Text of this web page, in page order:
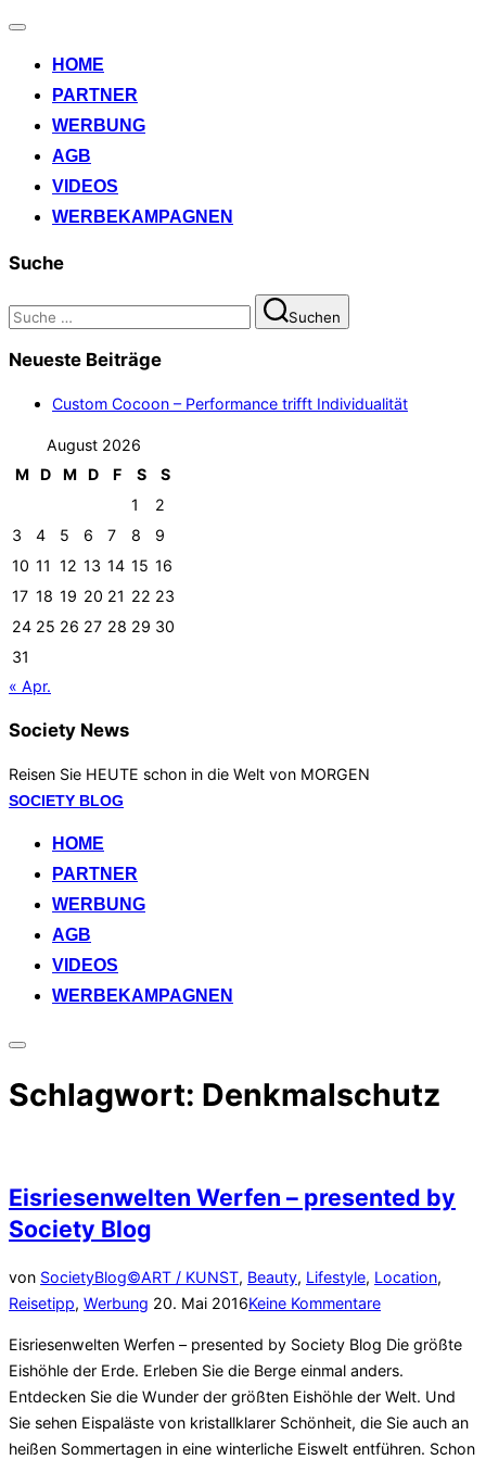
Navigation
HOME
PARTNER
WERBUNG
AGB
VIDEOS
WERBEKAMPAGNEN
Suche
Suchen
nach:
Suchen
Neueste Beiträge
Custom Cocoon – Performance trifft Individualität
August 2026
M
D M D F S
S
1
2
3
4 5 6 7 8
9
10 11 12 13 14 15 16
17 18 19 20 21 22 23
24 25 26 27 28 29 30
31
« Apr.
Society News
Reisen Sie HEUTE schon in die Welt von MORGEN
Zum
springen
SOCIETY BLOG
HOME
PARTNER
WERBUNG
AGB
VIDEOS
WERBEKAMPAGNEN
Seitenleiste
Navigation
umschalten
Schlagwort: Denkmalschutz
Eisriesenwelten Werfen – presented by
Society Blog
von SocietyBlog©ART / KUNST, Beauty, Lifestyle, Location,
Reisetipp, Werbung Veröffentlicht
20. Mai 2016Keine Kommentare
Eisriesenwelten Werfen – presented by Society Blog Die größte
Eishöhle der Erde. Erleben Sie die Berge einmal anders.
Entdecken Sie die Wunder der größten Eishöhle der Welt. Und
Sie sehen Eispaläste von kristallklarer Schönheit, die Sie auch an
heißen Sommertagen in eine winterliche Eiswelt entführen. Schon